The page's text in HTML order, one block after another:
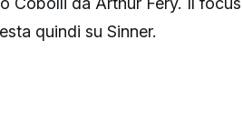
quindi su Sinner.